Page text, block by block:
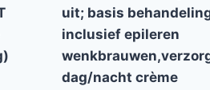
uit; basis
inclusief epileren
dag/nacht crème